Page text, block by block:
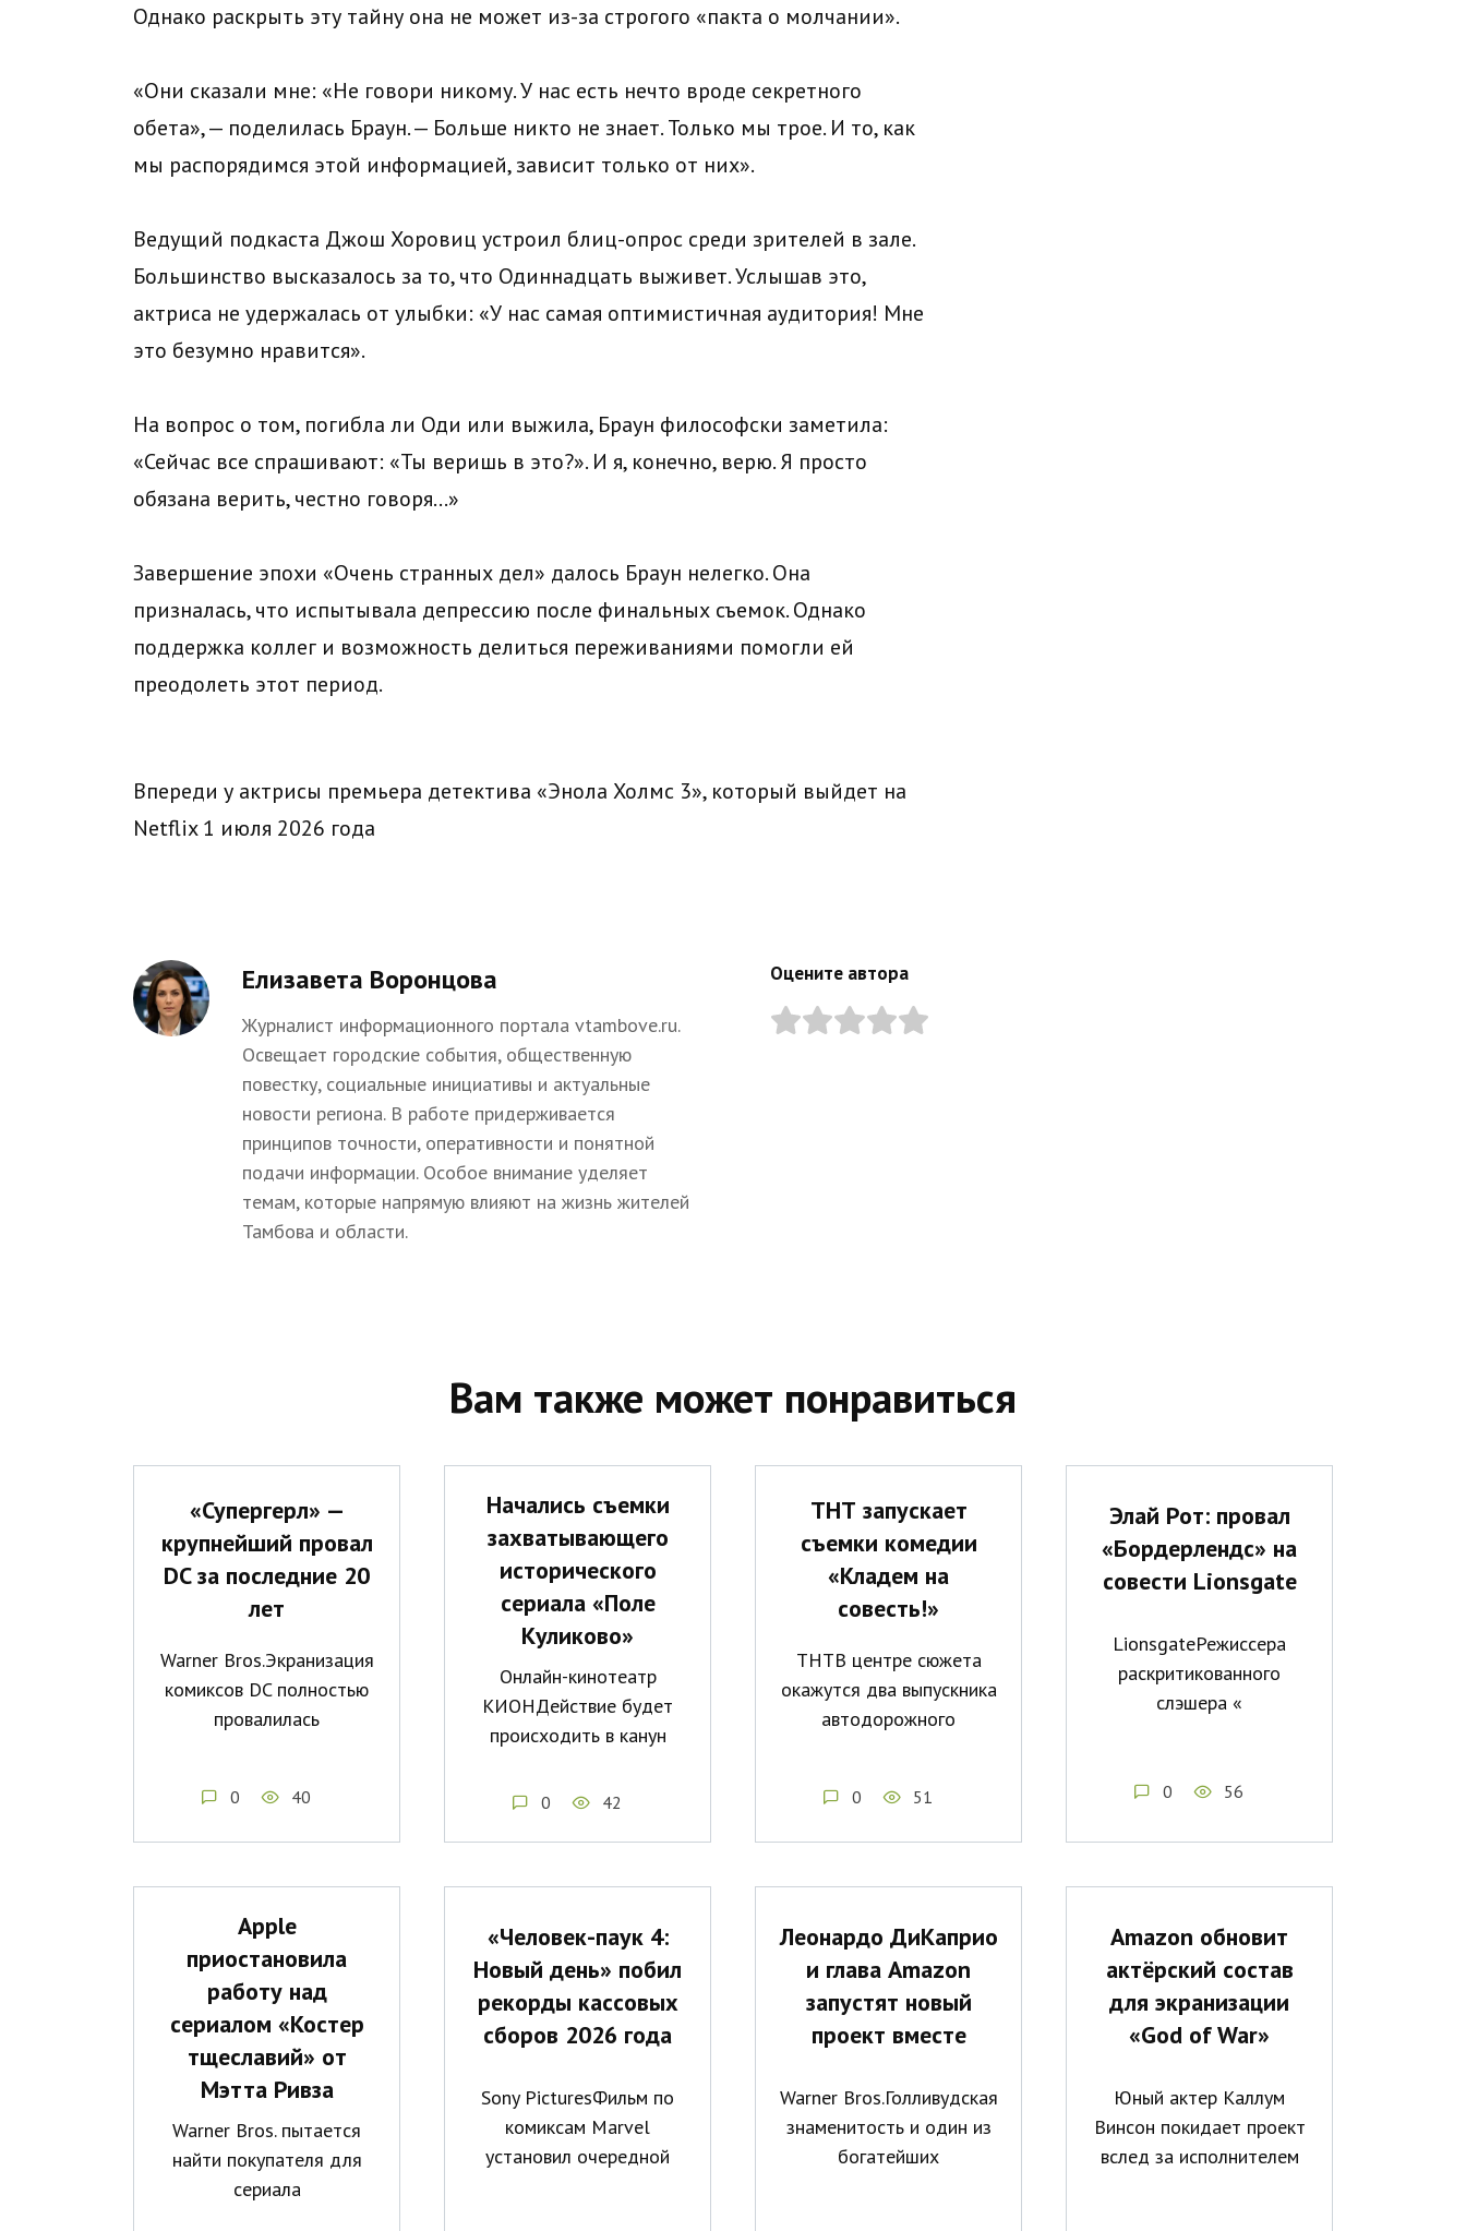
Однако раскрыть эту тайну она не может из-за строгого «пакта о молчании».
«Они сказали мне: «Не говори никому. У нас есть нечто вроде секретного
обета», — поделилась Браун. — Больше никто не знает. Только мы трое. И то, как
мы распорядимся этой информацией, зависит только от них».
Ведущий подкаста Джош Хоровиц устроил блиц-опрос среди зрителей в зале.
Большинство высказалось за то, что Одиннадцать выживет. Услышав это,
актриса не удержалась от улыбки: «У нас самая оптимистичная аудитория! Мне
это безумно нравится».
На вопрос о том, погибла ли Оди или выжила, Браун философски заметила:
«Сейчас все спрашивают: «Ты веришь в это?». И я, конечно, верю. Я просто
обязана верить, честно говоря…»
Завершение эпохи «Очень странных дел» далось Браун нелегко. Она
призналась, что испытывала депрессию после финальных съемок. Однако
поддержка коллег и возможность делиться переживаниями помогли ей
преодолеть этот период.
Впереди у актрисы премьера детектива «Энола Холмс 3», который выйдет на
Netflix 1 июля 2026 года
Елизавета Воронцова
Журналист информационного портала vtambove.ru.
Освещает городские события, общественную
повестку, социальные инициативы и актуальные
новости региона. В работе придерживается
принципов точности, оперативности и понятной
подачи информации. Особое внимание уделяет
темам, которые напрямую влияют на жизнь жителей
Тамбова и области.
Оцените автора
Вам также может понравиться
«Супергерл» —
крупнейший провал
DC за последние 20
лет
Warner Bros.Экранизация
комиксов DC полностью
провалилась
0 40
Начались съемки
захватывающего
исторического
сериала «Поле
Куликово»
Онлайн-кинотеатр
КИОНДействие будет
происходить в канун
0 42
ТНТ запускает
съемки комедии
«Кладем на
совесть!»
ТНТВ центре сюжета
окажутся два выпускника
автодорожного
0 51
Элай Рот: провал
«Бордерлендс» на
совести Lionsgate
LionsgateРежиссера
раскритикованного
слэшера «
0 56
Apple
приостановила
работу над
сериалом «Костер
тщеславий» от
Мэтта Ривза
Warner Bros. пытается
найти покупателя для
сериала
«Человек-паук 4:
Новый день» побил
рекорды кассовых
сборов 2026 года
Sony PicturesФильм по
комиксам Marvel
установил очередной
Леонардо ДиКаприо
и глава Amazon
запустят новый
проект вместе
Warner Bros.Голливудская
знаменитость и один из
богатейших
Amazon обновит
актёрский состав
для экранизации
«God of War»
Юный актер Каллум
Винсон покидает проект
вслед за исполнителем